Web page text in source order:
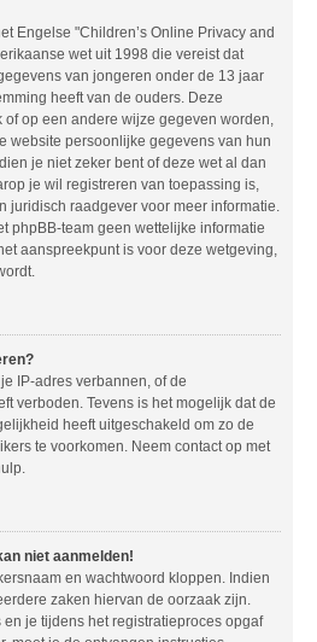
Engelse "Children’s Online Privacy and
wet uit 1998 die vereist dat
van jongeren onder de 13 jaar
heeft van de ouders. Deze
of op een andere wijze gegeven worden,
website persoonlijke gegevens van hun
je niet zeker bent of deze wet al dan
je wil registreren van toepassing is,
juridisch raadgever voor meer informatie.
phpBB-team geen wettelijke informatie
aanspreekpunt is voor deze wetgeving,
IP-adres verbannen, of de
verboden. Tevens is het mogelijk dat de
heeft uitgeschakeld om zo de
te voorkomen. Neem contact op met
niet aanmelden!
en wachtwoord kloppen. Indien
zaken hiervan de oorzaak zijn.
en je tijdens het registratieproces opgaf